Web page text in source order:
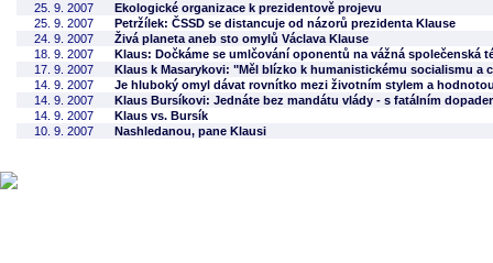
25. 9. 2007
Ekologické organizace k prezidentově projevu
25. 9. 2007
Petržílek: ČSSD se distancuje od názorů prezidenta Klause
24. 9. 2007
Živá planeta aneb sto omylů Václava Klause
18. 9. 2007
Klaus: Dočkáme se umlčování oponentů na vážná společenská
17. 9. 2007
Klaus k Masarykovi: "Měl blízko k humanistickému socialismu a
14. 9. 2007
Je hluboký omyl dávat rovnítko mezi životním stylem a
14. 9. 2007
Klaus Bursíkovi: Jednáte bez mandátu vlády - s fatálním
14. 9. 2007
Klaus vs. Bursík
10. 9. 2007
Nashledanou, pane Klausi